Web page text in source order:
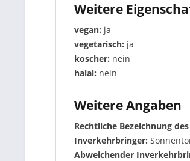
Weitere
vegan: ja
vegetarisch: ja
koscher: nein
halal: nein
Weitere Angaben
Rechtliche Bezeichnung
Inverkehrbringer:
Abweichender